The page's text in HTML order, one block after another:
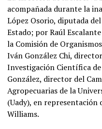
acompañada durante la
López Osorio, diputada
Estado; por Raúl
la Comisión de
Iván González Chi,
Investigación Científica
González, director del
Agropecuarias de la
(Uady), en representación
Williams.